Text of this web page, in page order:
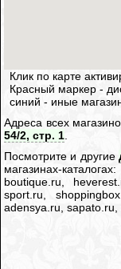
Клик по карте
Красный маркер -
синий - иные
Адреса всех
54/2, стр. 1.
Посмотрите и другие
магазинах-
boutique.ru,
sport.ru,
adensya.ru, sapato.ru,